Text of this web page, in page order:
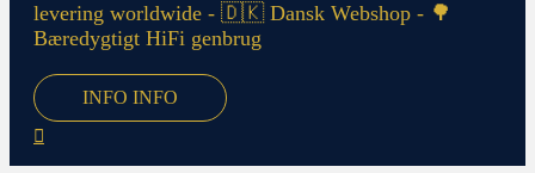
levering worldwide - 🇩🇰 Dansk Webshop - 🌳
Bæredygtigt HiFi genbrug
INFO INFO